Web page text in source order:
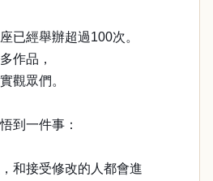
已經舉辦超過100次。
作品，
觀眾們。
到一件事：
和接受修改的人都會進